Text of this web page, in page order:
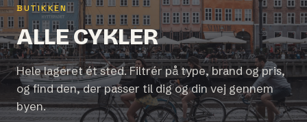
BUTIKKEN
ALLE CYKLER
Hele lageret ét sted. Filtrér på type, brand og pris,
og find den, der passer til dig og din vej gennem
byen.